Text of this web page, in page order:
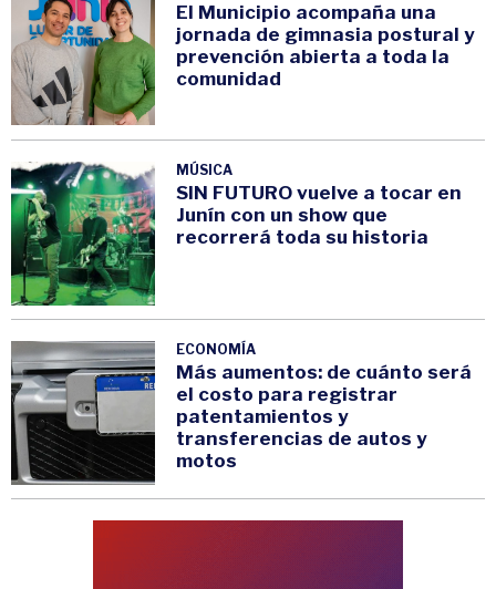
El Municipio acompaña una
jornada de gimnasia postural y
prevención abierta a toda la
comunidad
MÚSICA
SIN FUTURO vuelve a tocar en
Junín con un show que
recorrerá toda su historia
ECONOMÍA
Más aumentos: de cuánto será
el costo para registrar
patentamientos y
transferencias de autos y
motos